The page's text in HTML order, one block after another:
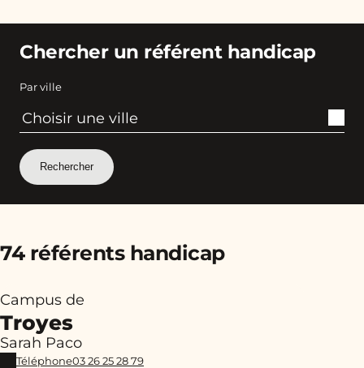
Chercher un référent handicap
Par ville
74 référents handicap
Campus de
Troyes
Sarah Paco
Téléphone03 26 25 28 79